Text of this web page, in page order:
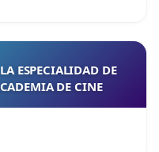
ESPECIALIDAD DE
DE CINE